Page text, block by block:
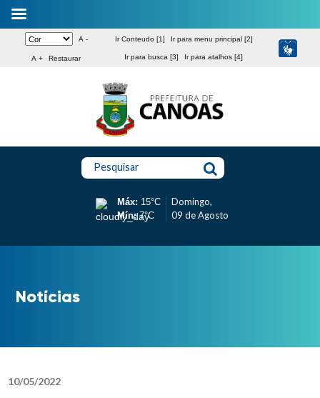
A -
A + Restaurar
Ir Conteudo [1] Ir para menu principal [2]
Ir para busca [3] Ir para atalhos [4]
Pesquisar
Máx: 15°C
Mín:7°C
Domingo,
09 de Agosto
Notícias
10/05/2022